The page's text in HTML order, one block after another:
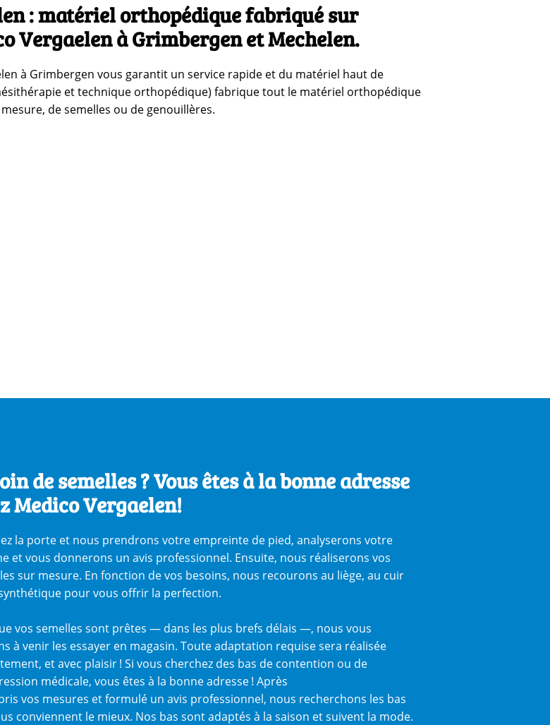
: matériel orthopédique fabriqué sur
Vergaelen à Grimbergen et Mechelen.
à Grimbergen vous garantit un service rapide et du matériel haut de
et technique orthopédique) fabrique tout le matériel orthopédique
de semelles ou de genouillères.
de semelles ? Vous êtes à la bonne adresse
Medico Vergaelen!
la porte et nous prendrons votre empreinte de pied, analyserons votre
et vous donnerons un avis professionnel. Ensuite, nous réaliserons vos
sur mesure. En fonction de vos besoins, nous recourons au liège, au cuir
pour vous offrir la perfection.
vos semelles sont prêtes — dans les plus brefs délais —, nous vous
à venir les essayer en magasin. Toute adaptation requise sera réalisée
et avec plaisir ! Si vous cherchez des bas de contention ou de
médicale, vous êtes à la bonne adresse ! Après
vos mesures et formulé un avis professionnel, nous recherchons les bas
conviennent le mieux. Nos bas sont adaptés à la saison et suivent la mode.